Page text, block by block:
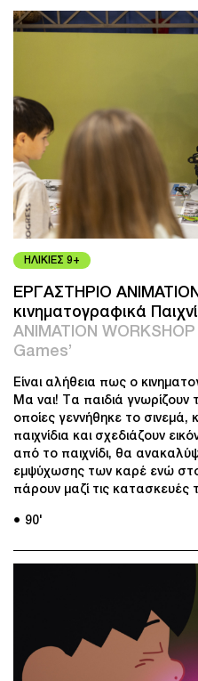
ΗΛΙΚΙΕΣ 9+
ΕΡΓΑΣΤΗΡΙΟ
κινηματογραφικά
ANIMATION
Games’
Είναι αλήθεια πως ο
Μα ναι! Τα παιδιά γνωρίζουν
οποίες γεννήθηκε το σινεμά,
παιχνίδια και σχεδιάζουν
από το παιχνίδι, θα
εμψύχωσης των καρέ ενώ
πάρουν μαζί τις κατασκευές
● 90'